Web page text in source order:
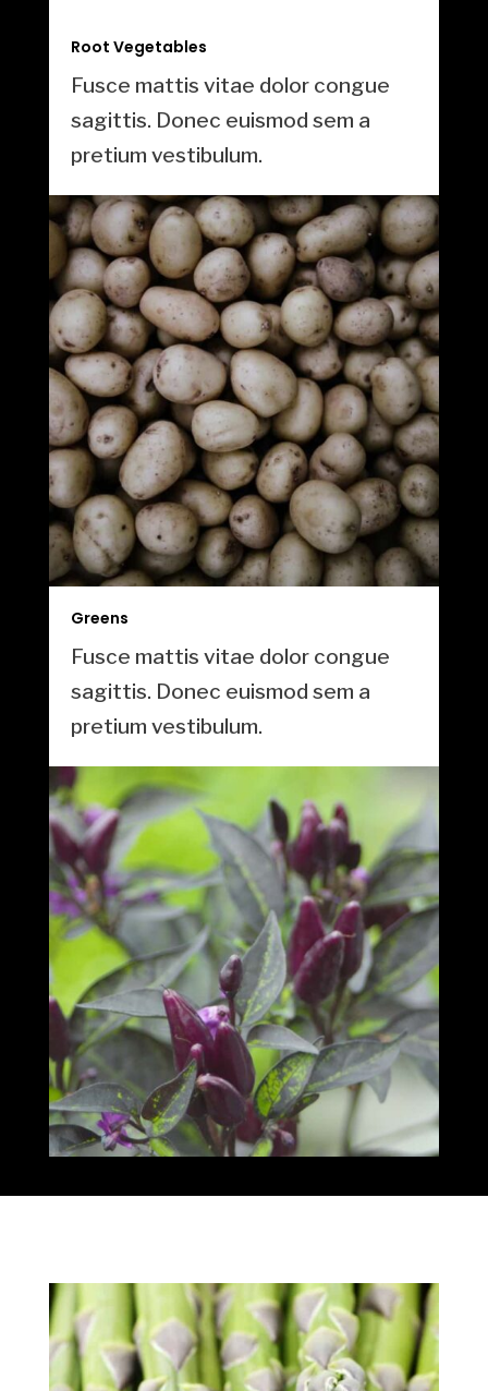
Root Vegetables
Fusce mattis vitae dolor congue
sagittis. Donec euismod sem a
pretium vestibulum.
Greens
Fusce mattis vitae dolor congue
sagittis. Donec euismod sem a
pretium vestibulum.